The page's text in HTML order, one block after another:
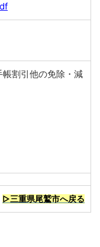
割引他の免除・減
▷三重県尾鷲市へ戻る